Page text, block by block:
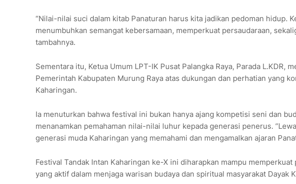
“Nilai-nilai suci dalam kitab Panaturan harus kita jadikan pedoman hidup.
menumbuhkan semangat kebersamaan, memperkuat persaudaraan,
tambahnya.
Sementara itu, Ketua Umum LPT-IK Pusat Palangka Raya, Parada L.KDR,
Pemerintah Kabupaten Murung Raya atas dukungan dan perhatian yang
Kaharingan.
Ia menuturkan bahwa festival ini bukan hanya ajang kompetisi seni dan
menanamkan pemahaman nilai-nilai luhur kepada generasi penerus.
generasi muda Kaharingan yang memahami dan mengamalkan ajaran
Festival Tandak Intan Kaharingan ke-X ini diharapkan mampu
yang aktif dalam menjaga warisan budaya dan spiritual masyarakat Dayak